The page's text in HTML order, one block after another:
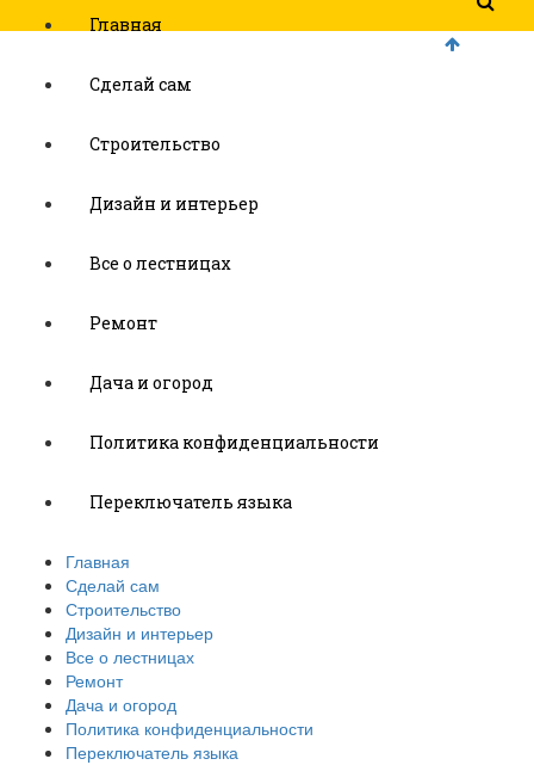
Главная
Сделай сам
Строительство
Дизайн и интерьер
Все о лестницах
Ремонт
Дача и огород
Политика конфиденциальности
Переключатель языка
Главная
Сделай сам
Строительство
Дизайн и интерьер
Все о лестницах
Ремонт
Дача и огород
Политика конфиденциальности
Переключатель языка